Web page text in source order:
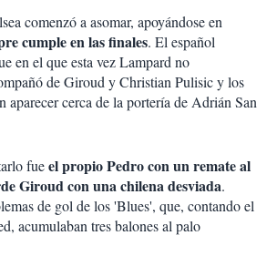
comenzó a asomar, apoyándose en
cumple en las finales. El español
en el que esta vez Lampard no
de Giroud y Christian Pulisic y los
aparecer cerca de la portería de Adrián San
fueel propio Pedro con un remate al
Giroud con una chilena desviada.
de gol de los 'Blues', que, contando el
acumulaban tres balones al palo